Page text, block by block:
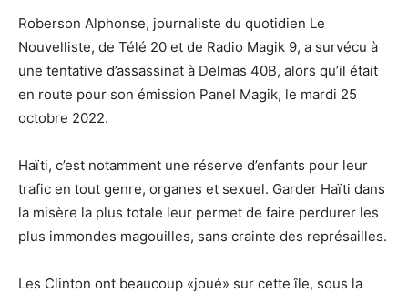
Roberson Alphonse, journaliste du quotidien Le
Nouvelliste, de Télé 20 et de Radio Magik 9, a survécu à
une tentative d’assassinat à Delmas 40B, alors qu’il était
en route pour son émission Panel Magik, le mardi 25
octobre 2022.
Haïti, c’est notamment une réserve d’enfants pour leur
trafic en tout genre, organes et sexuel. Garder Haïti dans
la misère la plus totale leur permet de faire perdurer les
plus immondes magouilles, sans crainte des représailles.
Les Clinton ont beaucoup «joué» sur cette île, sous la